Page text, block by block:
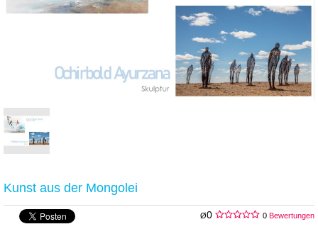
Kunst aus der Mongolei
Ø0 0 Bewertungen